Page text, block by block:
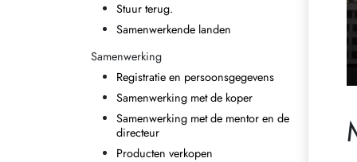
Stuur terug.
Samenwerkende landen
Samenwerking
Registratie en persoonsgegevens
Samenwerking met de koper
Samenwerking met de mentor en de
directeur
Producten verkopen